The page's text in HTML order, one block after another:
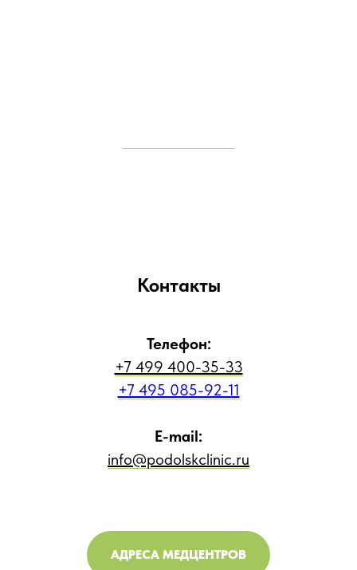
Контакты
Телефон:
+7 499 400-35-33
+7 495 085-92-11
E-mail:
info@podolskclinic.ru
АДРЕСА МЕДЦЕНТРОВ